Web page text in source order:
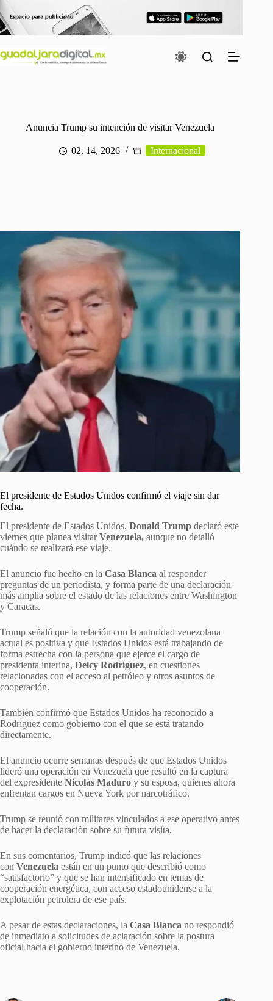
al
contenido
Anuncia Trump su intención de visitar Venezuela
02, 14, 2026 Internacional
El presidente de Estados Unidos confirmó el viaje sin dar
fecha.
El presidente de Estados Unidos, Donald Trump declaró este
viernes que planea visitarVenezuela, aunque no detalló
cuándo se realizará ese viaje.
El anuncio fue hecho en la Casa Blanca al responder
preguntas de un periodista, y forma parte de una declaración
más amplia sobre el estado de las relaciones entre Washington
y Caracas.
Trump señaló que la relación con la autoridad venezolana
actual es positiva y que Estados Unidos está trabajando de
forma estrecha con la persona que ejerce el cargo de
presidenta interina, Delcy Rodríguez, en cuestiones
relacionadas con el acceso al petróleo y otros asuntos de
cooperación.
También confirmó que Estados Unidos ha reconocido a
Rodríguez como gobierno con el que se está tratando
directamente.
El anuncio ocurre semanas después de que Estados Unidos
lideró una operación en Venezuela que resultó en la captura
del expresidente Nicolás Maduro y su esposa, quienes ahora
enfrentan cargos en Nueva York por narcotráfico.
Trump se reunió con militares vinculados a ese operativo antes
de hacer la declaración sobre su futura visita.
En sus comentarios, Trump indicó que las relaciones
con Venezuela están en un punto que describió como
“satisfactorio” y que se han intensificado en temas de
cooperación energética, con acceso estadounidense a la
explotación petrolera de ese país.
A pesar de estas declaraciones, la Casa Blanca no respondió
de inmediato a solicitudes de aclaración sobre la postura
oficial hacia el gobierno interino de Venezuela.